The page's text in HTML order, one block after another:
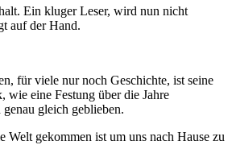
Ein kluger Leser, wird nun nicht
auf der Hand.
für viele nur noch Geschichte, ist seine
wie eine Festung über die Jahre
gleich geblieben.
Welt gekommen ist um uns nach Hause zu